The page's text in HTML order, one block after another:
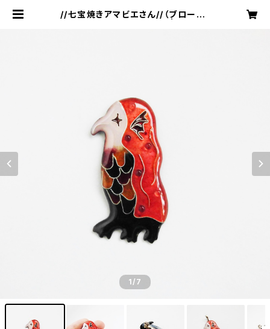
//七宝焼きアマビエさん//（ブローチ・
1/7